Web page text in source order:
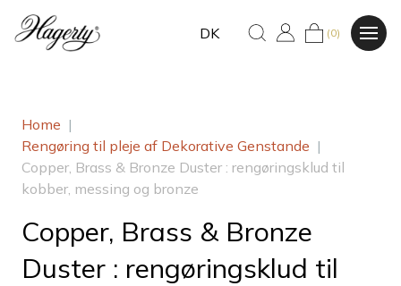
DK (0)
Home |
Rengøring til pleje af Dekorative Genstande |
Copper, Brass & Bronze Duster : rengøringsklud til
kobber, messing og bronze
Copper, Brass & Bronze
Duster : rengøringsklud til